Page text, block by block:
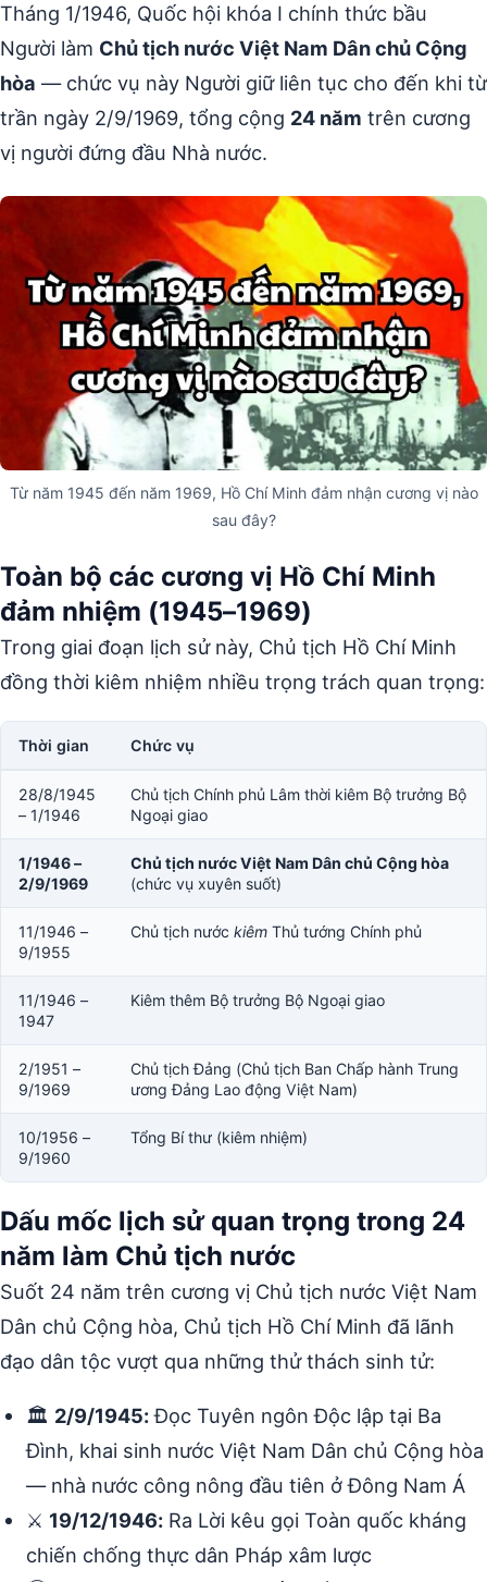
Tháng 1/1946, Quốc hội khóa I chính thức bầu
Người làm Chủ tịch nước Việt Nam Dân chủ Cộng
hòa — chức vụ này Người giữ liên tục cho đến khi từ
trần ngày 2/9/1969, tổng cộng 24 năm trên cương
vị người đứng đầu Nhà nước.
Từ năm 1945 đến năm 1969, Hồ Chí Minh đảm nhận cương vị nào
sau đây?
Toàn bộ các cương vị Hồ Chí Minh
đảm nhiệm (1945–1969)
Trong giai đoạn lịch sử này, Chủ tịch Hồ Chí Minh
đồng thời kiêm nhiệm nhiều trọng trách quan trọng:
Thời gian Chức vụ
28/8/1945
– 1/1946
Chủ tịch Chính phủ Lâm thời kiêm Bộ trưởng Bộ
Ngoại giao
1/1946 –
2/9/1969
Chủ tịch nước Việt Nam Dân chủ Cộng hòa
(chức vụ xuyên suốt)
11/1946 –
9/1955
Chủ tịch nước kiêm Thủ tướng Chính phủ
11/1946 –
1947
Kiêm thêm Bộ trưởng Bộ Ngoại giao
2/1951 –
9/1969
Chủ tịch Đảng (Chủ tịch Ban Chấp hành Trung
ương Đảng Lao động Việt Nam)
10/1956 –
9/1960
Tổng Bí thư (kiêm nhiệm)
Dấu mốc lịch sử quan trọng trong 24
năm làm Chủ tịch nước
Suốt 24 năm trên cương vị Chủ tịch nước Việt Nam
Dân chủ Cộng hòa, Chủ tịch Hồ Chí Minh đã lãnh
đạo dân tộc vượt qua những thử thách sinh tử:
🏛️ 2/9/1945:Đọc Tuyên ngôn Độc lập tại Ba
Đình, khai sinh nước Việt Nam Dân chủ Cộng hòa
— nhà nước công nông đầu tiên ở Đông Nam Á
⚔️ 19/12/1946: Ra Lời kêu gọi Toàn quốc kháng
chiến chống thực dân Pháp xâm lược